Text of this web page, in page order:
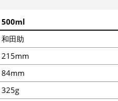
500ml
和田助
215mm
84mm
325g